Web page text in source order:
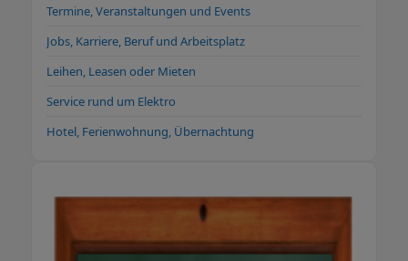
Termine, Veranstaltungen und Events
Jobs, Karriere, Beruf und Arbeitsplatz
Leihen, Leasen oder Mieten
Service rund um Elektro
Hotel, Ferienwohnung, Übernachtung